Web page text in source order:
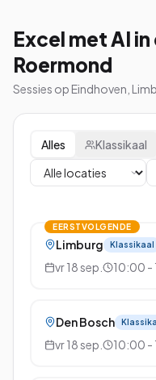
Excel met AI
Roermond
Sessies op Eindhoven,
Alles Klassikaal
EERSTVOLGENDE
Limburg Klassikaal
vr 18 sep. 10:00 -
Den Bosch
vr 18 sep. 10:00 -